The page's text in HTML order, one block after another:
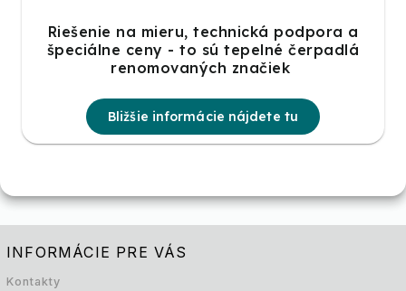
Riešenie na mieru, technická podpora a
špeciálne ceny - to sú tepelné čerpadlá
renomovaných značiek
Bližšie informácie nájdete tu
INFORMÁCIE PRE VÁS
Kontakty